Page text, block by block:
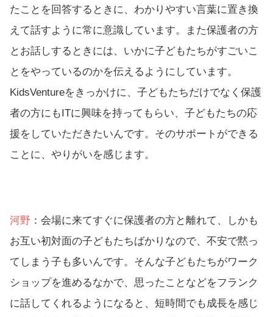
たことを回答するときに、わかりやすい言葉に置き換
えて話すように常に意識しています。また保護者の方
とお話しするときには、いかに子どもたちがすごいこ
とをやっているのかを伝えるようにしています。
KidsVentureをきっかけに、子どもたちだけでなく保護
者の方にもITに興味を持ってもらい、子どもたちの応
援をしていただきたいんです。そのサポートができる
ことに、やりがいを感じます。
河野 ：会場に来てすぐに保護者の方と離れて、しかも
お互い初対面の子どもたちばかりなので、不安で黙っ
てしまう子も多いんです。そんな子どもたちがワーク
ショップを進めるなかで、思ったことなどをフランク
に話してくれるようになると、短時間でも成長を感じ